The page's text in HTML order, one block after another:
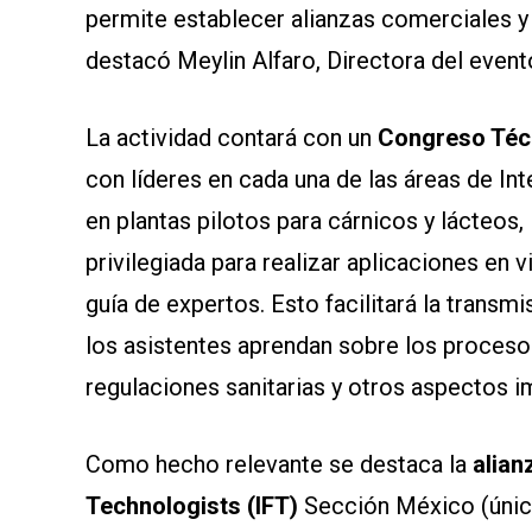
permite establecer alianzas comerciales
destacó Meylin Alfaro, Directora del
La actividad contará con un Congreso
con líderes en cada una de las áreas de
en plantas pilotos para cárnicos y
privilegiada para realizar aplicaciones en
guía de expertos. Esto facilitará la
los asistentes aprendan sobre los
regulaciones sanitarias y otros aspectos
Como hecho relevante se destaca la
Technologists (IFT) Sección México